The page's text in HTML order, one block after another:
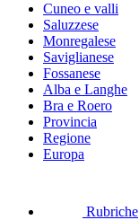
Cuneo e valli
Saluzzese
Monregalese
Saviglianese
Fossanese
Alba e Langhe
Bra e Roero
Provincia
Regione
Europa
Rubriche